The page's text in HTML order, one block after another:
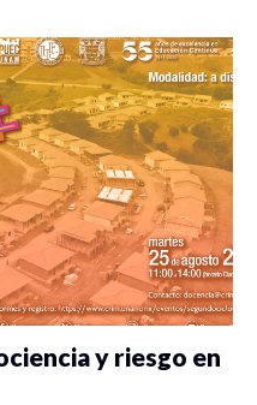
y riesgo en